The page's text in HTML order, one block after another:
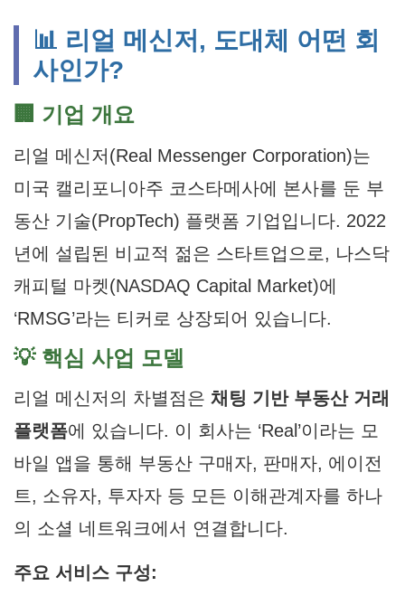
📊 리얼 메신저, 도대체 어떤 회
사인가?
🏢 기업 개요
리얼 메신저(Real Messenger Corporation)는
미국 캘리포니아주 코스타메사에 본사를 둔 부
동산 기술(PropTech) 플랫폼 기업입니다. 2022
년에 설립된 비교적 젊은 스타트업으로, 나스닥
캐피털 마켓(NASDAQ Capital Market)에
‘RMSG’라는 티커로 상장되어 있습니다.
💡 핵심 사업 모델
리얼 메신저의 차별점은 채팅 기반 부동산 거래
플랫폼에 있습니다. 이 회사는 ‘Real’이라는 모
바일 앱을 통해 부동산 구매자, 판매자, 에이전
트, 소유자, 투자자 등 모든 이해관계자를 하나
의 소셜 네트워크에서 연결합니다.
주요 서비스 구성: